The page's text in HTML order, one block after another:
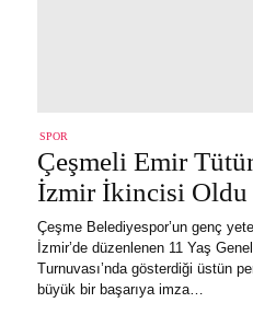
SPOR
Çeşmeli Emir
İzmir İkincisi Oldu
Çeşme Belediyespor’un genç
İzmir’de düzenlenen 11 Yaş
Turnuvası’nda gösterdiği üstün
büyük bir başarıya imza…